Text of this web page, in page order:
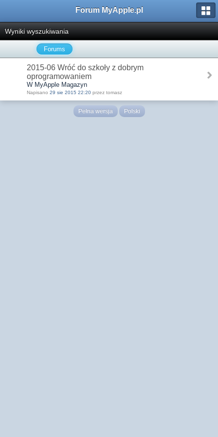
Forum MyApple.pl
Wyniki wyszukiwania
Forums
2015-06 Wróć do szkoły z dobrym
oprogramowaniem
W MyApple Magazyn
Napisano 29 sie 2015 22:20 przez tomasz
Pełna wersja Polski